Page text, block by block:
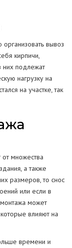
вывоз
кирпичи,
них подлежат
нагрузку на
на участке, так
множества
а также
размеров, то снос
или если в
может
влияют на
времени и